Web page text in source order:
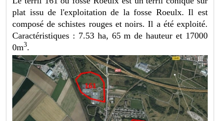
plat issu de l'exploitation de la fosse Roeulx. Il est
composé de schistes rouges et noirs. Il a été exploité.
Caractéristiques : 7.53 ha, 65 m de hauteur et 17000
0m3.